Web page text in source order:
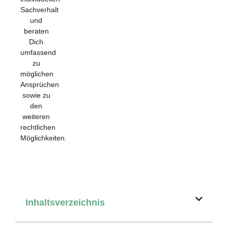
Sachverhalt
und
beraten
Dich
umfassend
zu
möglichen
Ansprüchen
sowie zu
den
weiteren
rechtlichen
Möglichkeiten.
Inhaltsverzeichnis